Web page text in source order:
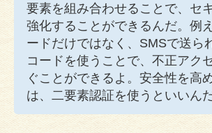
要素を組み合わせることで、セ
強化することができるんだ。例
ードだけではなく、SMSで送ら
コードを使うことで、不正アク
ぐことができるよ。安全性を高
は、二要素認証を使うといいんだ